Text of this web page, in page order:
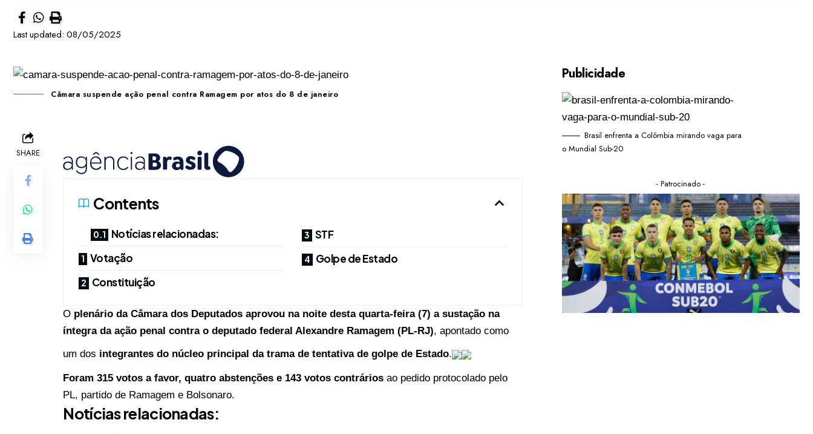
Last updated: 08/05/2025
Câmara suspende ação penal contra Ramagem por atos do 8 de janeiro
SHARE
Contents
Notícias relacionadas:
Votação
Constituição
STF
Golpe de Estado
O plenário da Câmara dos Deputados aprovou na noite desta quarta-feira (7) a sustação na
íntegra da ação penal contra o deputado federal Alexandre Ramagem (PL-RJ), apontado como
um dos integrantes do núcleo principal da trama de tentativa de golpe de Estado.
Foram 315 votos a favor, quatro abstenções e 143 votos contrários ao pedido protocolado pelo
PL, partido de Ramagem e Bolsonaro.
Notícias relacionadas:
Publicidade
Brasil enfrenta a Colômbia mirando vaga para
o Mundial Sub-20
- Patrocinado -